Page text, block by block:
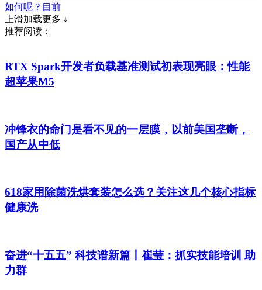
如何呢？目前
上滑加载更多 ↓
推荐阅读：
RTX Spark开发者负载基准测试初表现亮眼：性能
超苹果M5
冲锋衣的命门是看不见的一层膜，以前美国垄断，
国产从中低
618家用除菌洗烘套装怎么选？关注这几个核心指标
健康洗
奋进“十五五” 科技谱新篇丨崔莹：抓实技能培训 助
力群